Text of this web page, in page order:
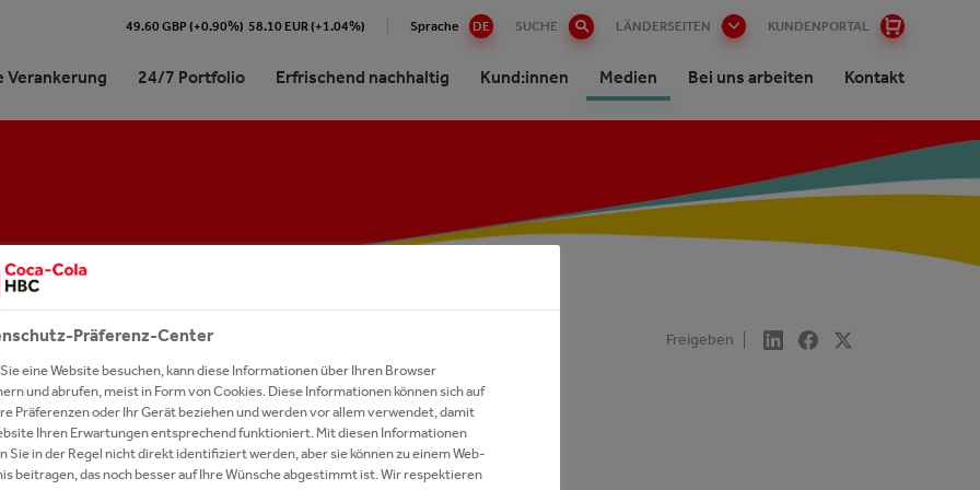
49.60 GBP (+0.90%) 58.10 EUR (+1.04%) Sprache DE SUCHE LÄNDERSEITEN KUNDENPORTAL
Verankerung 24/7 Portfolio Erfrischend nachhaltig Kund:innen Medien Bei uns arbeiten Kontakt
Management
Strategie
Auszeichnungen
Drinks
Spirits
A-Z
Commitment
& Quellschutz
& Klimaschutz
& Ökosystem
Verantwortung
und Office-Lösungen
für Kund:innen
und Logo-Datenbank
Registrierung
Netzwerk
Freigeben
UNTER DEN TOP 10
UNTERNEHMEN
Präferenz-Center
eine Website besuchen, kann diese Informationen über Ihren Browser
und abrufen, meist in Form von Cookies. Diese Informationen können sich auf
Präferenzen oder Ihr Gerät beziehen und werden vor allem verwendet, damit
Ihren Erwartungen entsprechend funktioniert. Mit diesen Informationen
Sie in der Regel nicht direkt identifiziert werden, aber sie können zu einem Web-
beitragen, das noch besser auf Ihre Wünsche abgestimmt ist. Wir respektieren